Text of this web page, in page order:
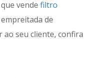
vende filtro
de
seu cliente, confira